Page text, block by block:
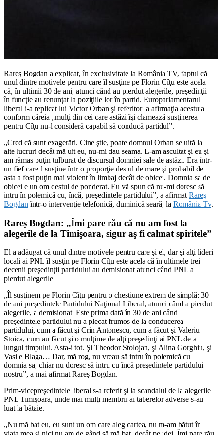
Rareş Bogdan a explicat, în exclusivitate la România TV, faptul că
unul dintre motivele pentru care îl susţine pe Florin Cîţu este acela
că, în ultimii 30 de ani, atunci când au pierdut alegerile, preşedinţii
în funcţie au renunţat la poziţiile lor în partid. Europarlamentarul
liberal i-a replicat lui Victor Orban şi referitor la afirmaţia acestuia
conform căreia „mulţi din cei care astăzi îşi clamează susţinerea
pentru Cîţu nu-l consideră capabil să conducă partidul”.
„Cred că sunt exagerări. Cine ştie, poate domnul Orban se uită la
alte lucruri decât mă uit eu, nu-mi dau seama. L-am ascultat şi eu şi
am rămas puţin tulburat de discursul domniei sale de astăzi. Era într-
un fief care-l susţine într-o proporţie destul de mare şi probabil de
asta a fost puţin mai violent în limbaj decât de obicei. Domnia sa de
obicei e un om destul de ponderat. Eu vă spun că nu-mi doresc să
intru în polemică cu, încă, preşedintele partidului”, a afirmat Rareş
Bogdan într-o intervenţie telefonică, duminică seară, la România Tv.
Rareş Bogdan: „Îmi pare rău că nu am fost la
alegerile de la Timişoara, sigur aş fi calmat spiritele”
El a adăugat că unul dintre motivele pentru care şi el, dar şi alţi lideri
locali ai PNL îl susţin pe Florin Cîţu este acela că în ultimele trei
decenii preşedinţii partidului au demisionat atunci când PNL a
pierdut alegerile.
„Îl susţinem pe Florin Cîţu pentru o chestiune extrem de simplă: 30
de ani preşedintele Partidului Naţional Liberal, atunci când a pierdut
alegerile, a demisionat. Este prima dată în 30 de ani când
preşedintele partidului nu a plecat frumos de la conducerea
partidului, cum a făcut şi Crin Antonescu, cum a făcut şi Valeriu
Stoica, cum au făcut şi o mulţime de alţi preşedinţi ai PNL de-a
lungul timpului. Asta-i tot. Şi Theodor Stolojan, şi Alina Gorghiu, şi
Vasile Blaga… Dar, mă rog, nu vreau să intru în polemică cu
domnia sa, chiar nu doresc să intru cu încă preşedintele partidului
nostru”, a mai afirmat Rareş Bogdan.
Prim-vicepreşedintele liberal s-a referit şi la scandalul de la alegerile
PNL Timişoara, unde mai mulţi membrii ai taberelor adverse s-au
luat la bătaie.
„Nu mă bat eu, eu sunt un om care aleg cartea, nu m-am bătut în